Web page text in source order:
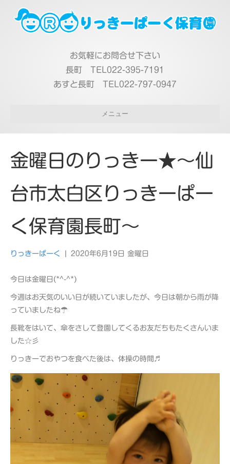
お気軽にお問合せ下さい
長町 TEL022-395-7191
あすと長町 TEL022-797-0947
メニュー
金曜日のりっきー★～仙
台市太白区りっきーぱー
く保育園長町～
りっきーぱーく 2020年6月19日 金曜日
今日は金曜日(*^-^*)
今週はお天気のいい日が続いていましたが、今日は朝から雨が降
っていましたね☂
長靴をはいて、傘をさして登園してくるお友だちもたくさんいま
した☆彡
りっきーでおやつを食べた後は、体操の時間♬